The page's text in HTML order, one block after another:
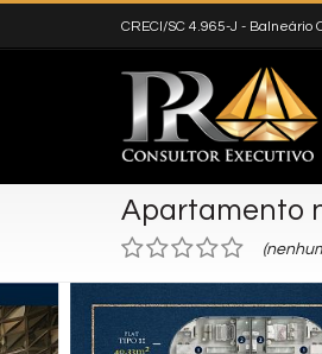
CRECI/SC 4.965-J - Balneário
Apartamento